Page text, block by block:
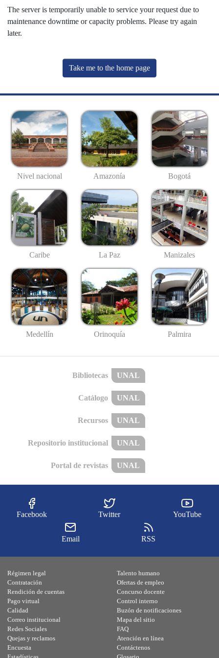
The server is temporarily unable to service your request due to
maintenance downtime or capacity problems. Please try again
later.
Take me to the home page
Nivel nacional Amazonía Bogotá
Caribe La Paz Manizales
Medellín Orinoquía Palmira
Bibliotecas UNAL
Catálogo UNAL
Recursos UNAL
Repositorio institucional UNAL
Portal de revistas UNAL
Facebook Twitter YouTube
Email RSS
Régimen legal
Contratación
Rendición de cuentas
Pago virtual
Calidad
Talento humano
Ofertas de empleo
Concurso docente
Control interno
Buzón de notificaciones
Correo institucional
Redes Sociales
Quejas y reclamos
Encuesta
Mapa del sitio
FAQ
Atención en línea
Contáctenos